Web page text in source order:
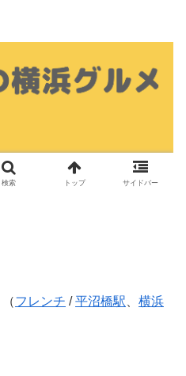
（フレンチ /平沼橋駅
横浜